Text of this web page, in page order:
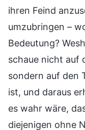
ihren Feind
umzubringen –
Bedeutung?
schaue nicht auf
sondern auf den
ist, und daraus
es wahr wäre,
diejenigen ohne